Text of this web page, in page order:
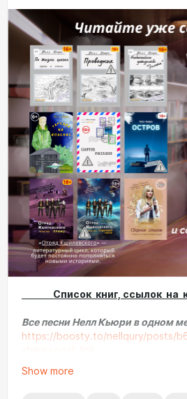
Список книг, ссылок
Все песни Нелл Кьюри в одном
https://boosty.to/nellqury/posts/
share=post_link
"Отряд Кшилевского
Show more